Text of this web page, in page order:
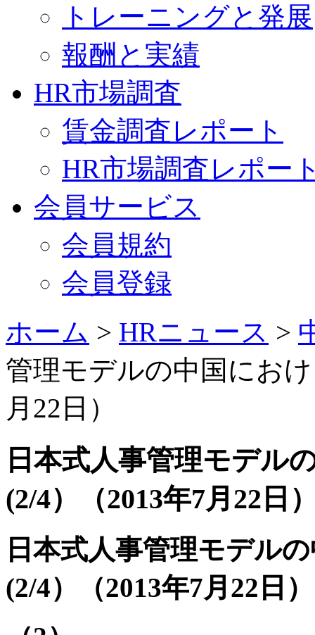
トレーニングと発展
報酬と実績
HR市場調査
賃金調査レポート
HR市場調査レポー
会員サービス
会員規約
会員登録
ホーム > HRニュース >
管理モデルの中国にお
月22日）
日本式人事管理モデル
(2/4）（2013年7月22日
日本式人事管理モデル
(2/4）（2013年7月22日